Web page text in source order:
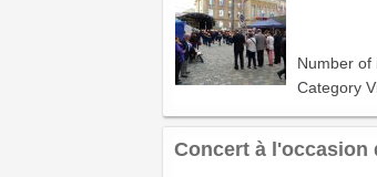
Number of
Category
Concert à l'occasion